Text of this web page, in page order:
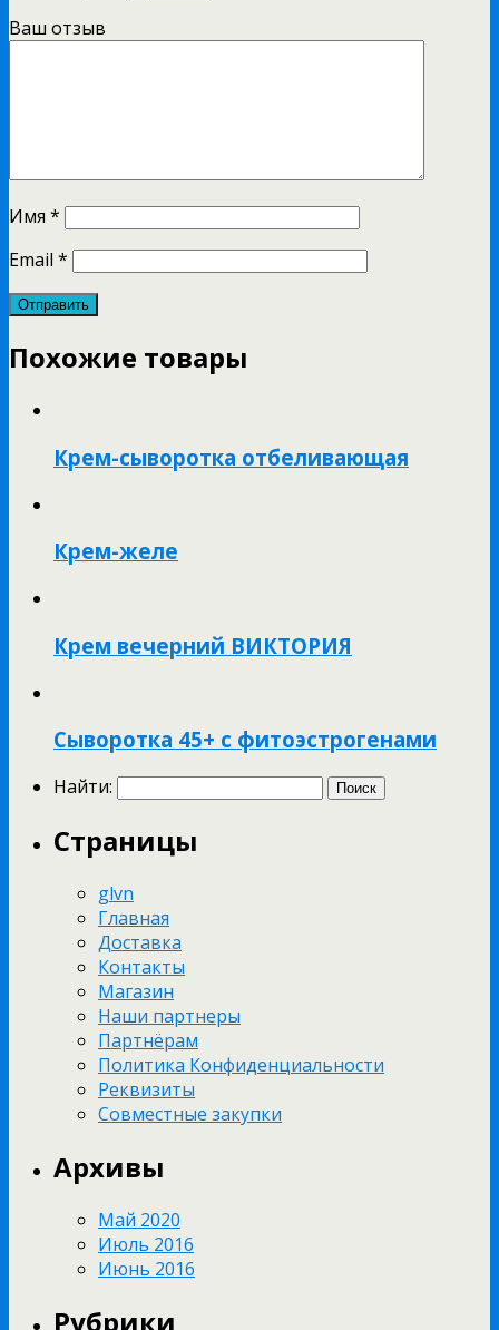
Ваш отзыв
Имя *
Email *
Похожие товары
Крем-сыворотка отбеливающая
Крем-желе
Крем вечерний ВИКТОРИЯ
Сыворотка 45+ с фитоэстрогенами
Найти:
Страницы
glvn
Главная
Доставка
Контакты
Магазин
Наши партнеры
Партнёрам
Политика Конфиденциальности
Реквизиты
Совместные закупки
Архивы
Май 2020
Июль 2016
Июнь 2016
Рубрики